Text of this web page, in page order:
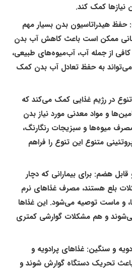
نیازها کمک کند.
حفظ هیدراتاسیون بدن بسیار مهم
ممکن است باعث کاهش آب بدن
از جمله آب، آب‌میوه‌های طبیعی،
به حفظ تعادل آب بدن کمک
تنوع در رژیم غذایی کمک می‌کند که
و مواد معدنی مورد نیاز بدن
میوه‌ها و سبزیجات رنگارنگ،
متنوع این تنوع را فراهم
قابل هضم: برای بیمارانی که دچار
بلع هستند، مصرف غذاهای نرم
و ماست توصیه می‌شود. این غذاها
و هم مشکلات گوارشی کمتری
و سنگین: غذاهای پرادویه و
تحریک دستگاه گوارش شوند و